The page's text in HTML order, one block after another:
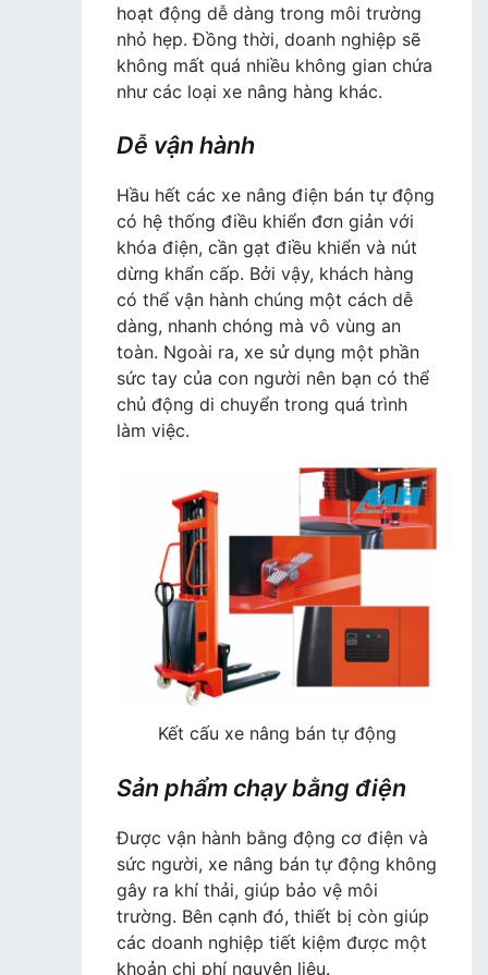
hoạt động dễ dàng trong môi trường
nhỏ hẹp. Đồng thời, doanh nghiệp sẽ
không mất quá nhiều không gian chứa
như các loại xe nâng hàng khác.
Dễ vận hành
Hầu hết các xe nâng điện bán tự động
có hệ thống điều khiển đơn giản với
khóa điện, cần gạt điều khiển và nút
dừng khẩn cấp. Bởi vậy, khách hàng
có thể vận hành chúng một cách dễ
dàng, nhanh chóng mà vô vùng an
toàn. Ngoài ra, xe sử dụng một phần
sức tay của con người nên bạn có thể
chủ động di chuyển trong quá trình
làm việc.
Kết cấu xe nâng bán tự động
Sản phẩm chạy bằng điện
Được vận hành bằng động cơ điện và
sức người, xe nâng bán tự động không
gây ra khí thải, giúp bảo vệ môi
trường. Bên cạnh đó, thiết bị còn giúp
các doanh nghiệp tiết kiệm được một
khoản chi phí nguyên liệu.